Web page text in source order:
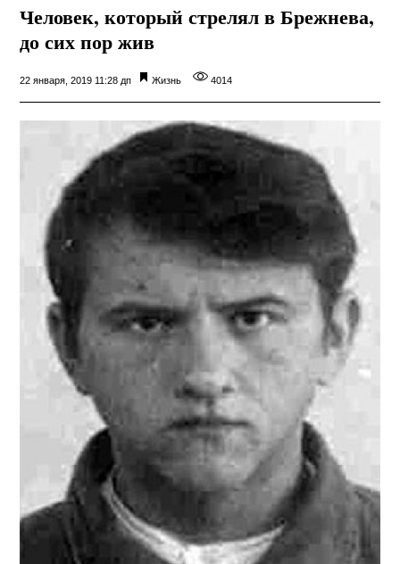
Человек, который стрелял в Брежнева,
до сих пор жив
22 января, 2019 11:28 дп Жизнь 4014